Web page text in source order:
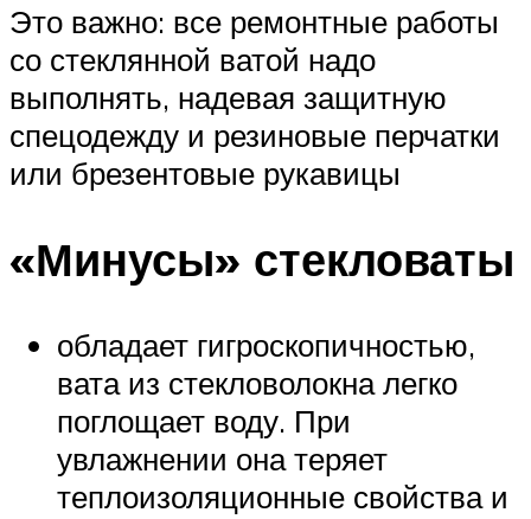
Это важно: все ремонтные работы
со стеклянной ватой надо
выполнять, надевая защитную
спецодежду и резиновые перчатки
или брезентовые рукавицы
«Минусы» стекловаты
обладает гигроскопичностью,
вата из стекловолокна легко
поглощает воду. При
увлажнении она теряет
теплоизоляционные свойства и